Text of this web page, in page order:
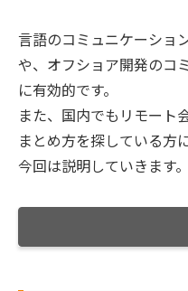
言語のコミュニケーショ
や、オフショア開発のコ
に有効的です。
また、国内でもリモート
まとめ方を探している方
今回は説明していきます。